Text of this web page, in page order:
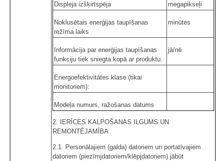
Displeja izšķirtspēja megapikseļi
Noklusētais enerģijas taupīšanas
režīma laiks
minūtes
Informācija par enerģijas taupīšanas
funkciju tiek sniegta kopā ar produktu.
jā/nē
Energoefektivitātes klase (tikai
monitoriem):
Modeļa numurs, ražošanas datums
2. IERĪCES KALPOŠANAS ILGUMS UN
REMONTĒJAMĪBA
2.1. Personālajiem (galda) datoriem un portatīvajiem
datoriem (piezīmjdatoriem/klēpjdatoriem) jābūt